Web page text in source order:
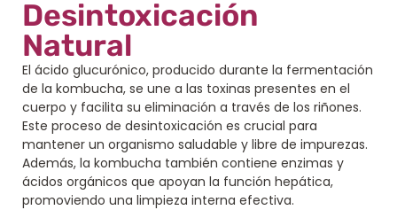
Desintoxicación
Natural
El ácido glucurónico, producido durante la fermentación
de la kombucha, se une a las toxinas presentes en el
cuerpo y facilita su eliminación a través de los riñones.
Este proceso de desintoxicación es crucial para
mantener un organismo saludable y libre de impurezas.
Además, la kombucha también contiene enzimas y
ácidos orgánicos que apoyan la función hepática,
promoviendo una limpieza interna efectiva.